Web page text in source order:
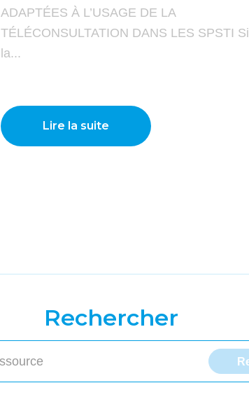
ADAPTÉES À L’USAGE DE LA
TÉLÉCONSULTATION DANS LES SPSTI Si
la...
Lire la suite
Rechercher